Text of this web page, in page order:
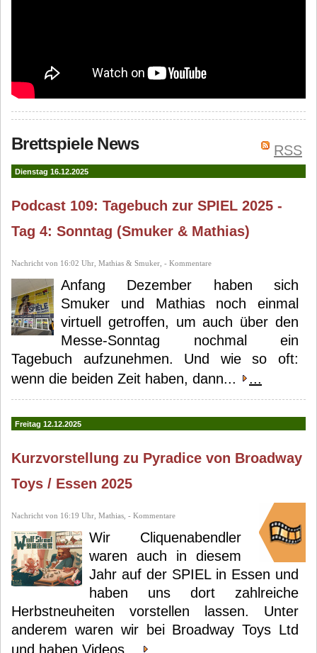
RSS
Brettspiele News
Dienstag 16.12.2025
Podcast 109: Tagebuch zur SPIEL 2025 -
Tag 4: Sonntag (Smuker & Mathias)
Nachricht von 16:02 Uhr, Mathias & Smuker, - Kommentare
Anfang Dezember haben sich
Smuker und Mathias noch einmal
virtuell getroffen, um auch über den
Messe-Sonntag nochmal ein
Tagebuch aufzunehmen. Und wie so oft:
wenn die beiden Zeit haben, dann...
...
Freitag 12.12.2025
Kurzvorstellung zu Pyradice von Broadway
Toys / Essen 2025
Nachricht von 16:19 Uhr, Mathias, - Kommentare
Wir Cliquenabendler
waren auch in diesem
Jahr auf der SPIEL in Essen und
haben uns dort zahlreiche
Herbstneuheiten vorstellen lassen. Unter
anderem waren wir bei Broadway Toys Ltd
und haben Videos...